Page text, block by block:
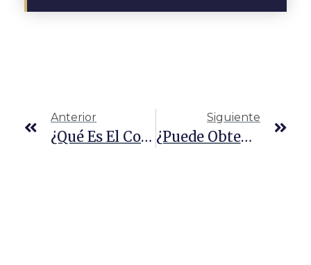
Anterior
¿Qué Es El Contrabando De Seres Humanos En Texas?
Siguiente
¿Puede Obtener Una Licencia CDL Con Un Delito Grave En Texas?